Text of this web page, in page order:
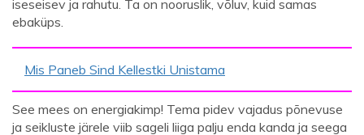
iseseisev ja rahutu. Ta on nooruslik, võluv, kuid samas
ebaküps.
Mis Paneb Sind Kellestki Unistama
See mees on energiakimp! Tema pidev vajadus põnevuse
ja seikluste järele viib sageli liiga palju enda kanda ja seega